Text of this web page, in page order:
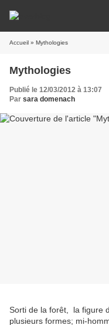
Accueil » Mythologies
Mythologies
Publié le 12/03/2012 à 13:07
Par sara domenach
Sorti de la forêt, la figure
plusieurs formes; mi-